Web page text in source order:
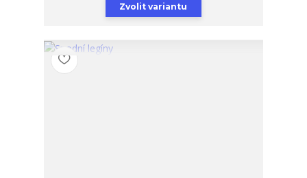
Zvolit variantu